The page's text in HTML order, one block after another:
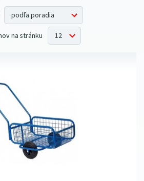
na stránku